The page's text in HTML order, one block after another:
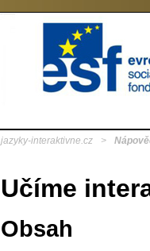
jazyky-interaktivne.cz >
Učíme
Obsah